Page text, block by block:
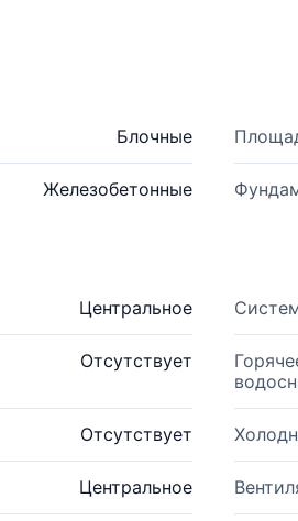
Блочные
Железобетонные
Центральное
Отсутствует
Отсутствует
Центральное